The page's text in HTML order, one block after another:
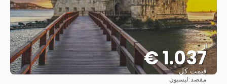
از
1.037 €
قیمت کل
مقصد:لیسبون